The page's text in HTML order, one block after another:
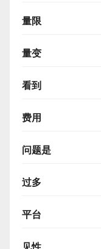
量限
量变
看到
费用
问题是
过多
平台